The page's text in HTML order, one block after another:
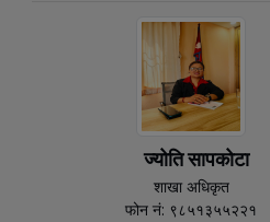
ज्योति सापकोटा
शाखा अधिकृत
फोन नं: ९८५१३५५२२१